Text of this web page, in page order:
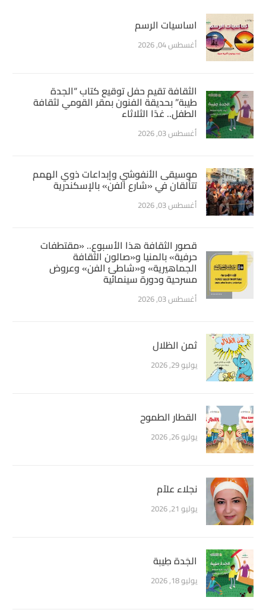
اساسيات الرسم
أغسطس 04, 2026
الثقافة تقيم حفل توقيع كتاب “الجدة
طيبة” بحديقة الفنون بمقر القومي لثقافة
الطفل.. غدًا الثلاثاء
أغسطس 03, 2026
موسيقى الأنفوشي وإبداعات ذوي الهمم
تتألقان في «شارع الفن» بالإسكندرية
أغسطس 03, 2026
قصور الثقافة هذا الأسبوع.. «مقتطفات
حرفية» بالمنيا و«صالون الثقافة
الجماهيرية» و«شاطئ الفن» وعروض
مسرحية ودورة سينمائية
أغسطس 03, 2026
ثمن الظلال
يوليو 29, 2026
القطار الطموح
يوليو 26, 2026
نجلاء علاّم
يوليو 21, 2026
الجَدة طِيبة
يوليو 18, 2026